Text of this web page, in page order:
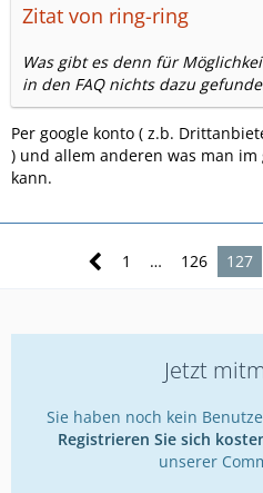
Zitat von ring-ring
Was gibt es denn für
in den FAQ nichts dazu
Per google konto ( z.b.
) und allem anderen was man
kann.
1 … 126 127
Jetzt
Sie haben noch kein
Registrieren Sie sich
unserer